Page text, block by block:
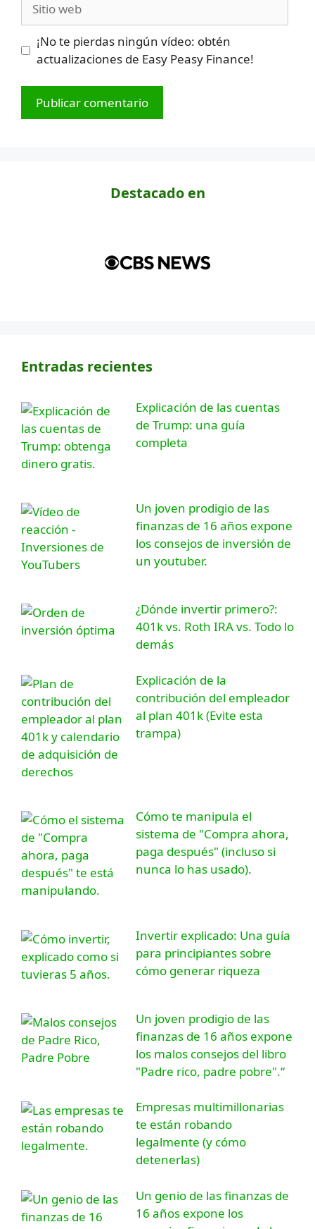
web
¡No te pierdas ningún vídeo: obtén
actualizaciones de Easy Peasy Finance!
Destacado en
Entradas recientes
Explicación de las cuentas
de Trump: una guía
completa
Un joven prodigio de las
finanzas de 16 años expone
los consejos de inversión de
un youtuber.
¿Dónde invertir primero?:
401k vs. Roth IRA vs. Todo lo
demás
Explicación de la
contribución del empleador
al plan 401k (Evite esta
trampa)
Cómo te manipula el
sistema de "Compra ahora,
paga después" (incluso si
nunca lo has usado).
Invertir explicado: Una guía
para principiantes sobre
cómo generar riqueza
Un joven prodigio de las
finanzas de 16 años expone
los malos consejos del libro
"Padre rico, padre pobre".“
Empresas multimillonarias
te están robando
legalmente (y cómo
detenerlas)
Un genio de las finanzas de
16 años expone los